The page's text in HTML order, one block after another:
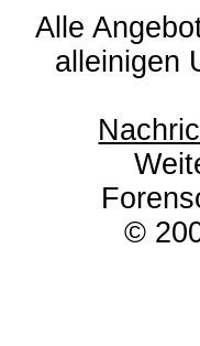
Alle
alleinigen
©